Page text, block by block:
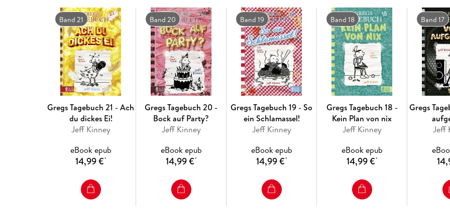
Ein Muss für alle, über chaotische
Freundschaft und verrückter Ideen mögen.
Warum du dieses Buch lesen solltest:
Lustige Story mit hohem
Perfekt für Kinder ab 10 Jahren
Humorvoll, spannend und ideal zum
Ein neues Abenteuer mit Greg, das garantiert
Band 21
Gregs Tagebuch 21 - Ach
du dickes Ei!
Jeff Kinney
eBook epub
14,99 €*
Band 20
Gregs Tagebuch 20 -
Bock auf Party?
Jeff Kinney
eBook epub
14,99 €*
Band 19
Gregs Tagebuch 19 - So
ein Schlamassel!
Jeff Kinney
eBook epub
14,99 €*
Band 18
Gregs Tagebuch 18 -
Kein Plan von nix
Jeff Kinney
eBook epub
14,99 €*
Band 17
Gregs
Jeff